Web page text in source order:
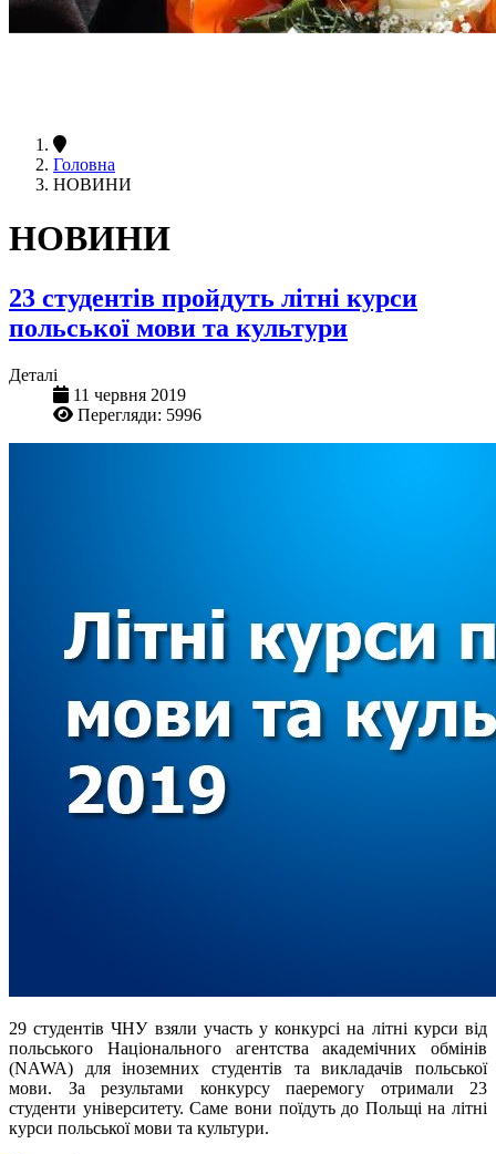
Головна
НОВИНИ
НОВИНИ
23 студентів пройдуть літні курси
польської мови та культури
Деталі
11 червня 2019
Перегляди: 5996
29 студентів ЧНУ взяли участь у конкурсі на літні курси від
польського Національного агентства академічних обмінів
(NAWA) для іноземних студентів та викладачів польської
мови. За результами конкурсу паеремогу отримали 23
студенти університету. Саме вони поїдуть до Польщі на літні
курси польської мови та культури.